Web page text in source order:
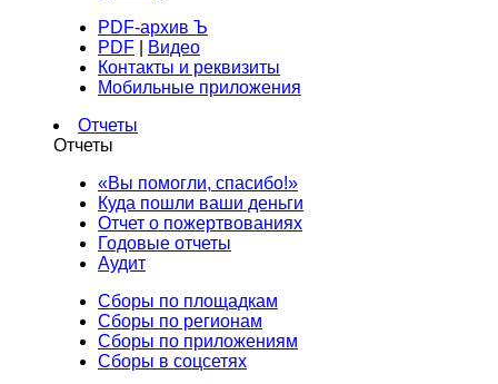
PDF-архив Ъ
PDF
Видео
Контакты и реквизиты
Мобильные приложения
Отчеты
Отчеты
«Вы помогли, спасибо!»
Куда пошли ваши деньги
Отчет о пожертвованиях
Годовые отчеты
Аудит
Сборы по площадкам
Сборы по регионам
Сборы по приложениям
Сборы в соцсетях